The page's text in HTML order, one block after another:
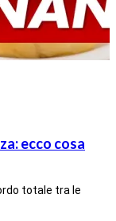
ecco cosa
totale tra le